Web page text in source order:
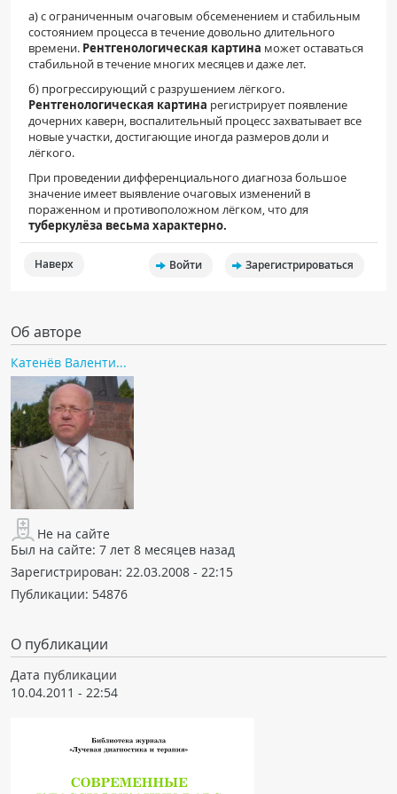
а) с ограниченным очаговым обсеменением и стабильным
состоянием процесса в течение довольно длительного
времени. Рентгенологическая картина может оставаться
стабильной в течение многих месяцев и даже лет.
б) прогрессирующий с разрушением лёгкого.
Рентгенологическая картина регистрирует появление
дочерних каверн, воспалительный процесс захватывает все
новые участки, достигающие иногда размеров доли и
лёгкого.
При проведении дифференциального диагноза большое
значение имеет выявление очаговых изменений в
пораженном и противоположном лёгком, что для
туберкулёза весьма характерно.
Наверх Войти Зарегистрироваться
Об авторе
Катенёв Валенти...
Не на сайте
Был на сайте: 7 лет 8 месяцев назад
Зарегистрирован: 22.03.2008 - 22:15
Публикации: 54876
О публикации
Дата публикации
10.04.2011 - 22:54